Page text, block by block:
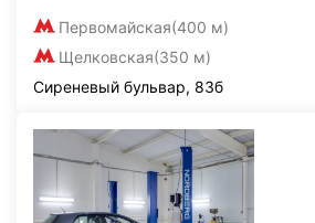
Первомайская(400 м)
Щелковская(350 м)
Сиреневый бульвар, 83б